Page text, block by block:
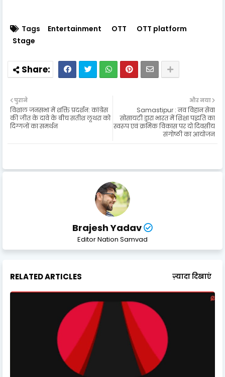
Tags Entertainment OTT
OTT platform
Stage
और नया
Samastipur : नव विहान सेवा
सोसायटी द्वारा भारत में शिक्षा पद्धति का
स्वरूप एवं क्रमिक विकास पर दो दिवसीय
संगोष्ठी का आयोजन
पुराने
विशाल जनसभा में शक्ति प्रदर्शन: कांग्रेस
की जीत के दावे के बीच सतीश लूथरा को
दिग्गजों का समर्थन
Brajesh Yadav
Editor Nation Samvad
RELATED ARTICLES ज़्यादा दिखाएं